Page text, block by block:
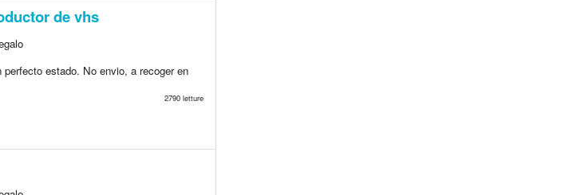
de vhs
estado. No envio, a recoger en
2790 letture